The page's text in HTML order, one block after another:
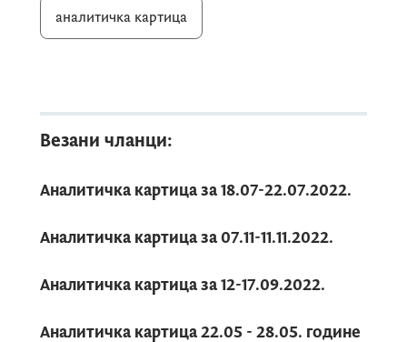
аналитичка картица
Везани чланци:
Аналитичка картица за 18.07-22.07.2022.
Аналитичка картица за 07.11-11.11.2022.
Аналитичка картица за 12-17.09.2022.
Аналитичка картица 22.05 - 28.05. године